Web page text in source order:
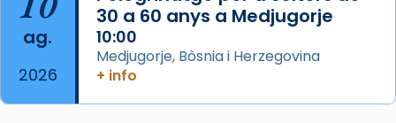
processó (recuperada el 1972) al voltant
del temple amb les relíquies de les santes.
Des de 1985 hi participa també un grup de
diablesses amb música i ball propis. Festa
gran a Mataró.
ag.
2026
30 a 60 anys a Medjugorje
10:00
Medjugorje, Bòsnia i Herzegovina
+ info